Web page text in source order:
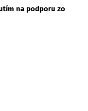
na podporu zo